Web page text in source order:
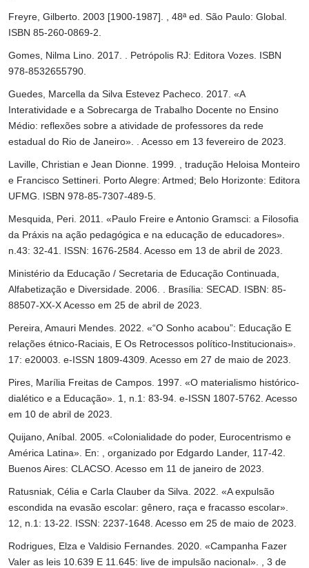
Freyre, Gilberto. 2003 [1900-1987]. , 48ª ed. São Paulo: Global.
ISBN 85-260-0869-2.
Gomes, Nilma Lino. 2017. . Petrópolis RJ: Editora Vozes. ISBN
978-8532655790.
Guedes, Marcella da Silva Estevez Pacheco. 2017. «A
Interatividade e a Sobrecarga de Trabalho Docente no Ensino
Médio: reflexões sobre a atividade de professores da rede
estadual do Rio de Janeiro». . Acesso em 13 fevereiro de 2023.
Laville, Christian e Jean Dionne. 1999. , tradução Heloisa Monteiro
e Francisco Settineri. Porto Alegre: Artmed; Belo Horizonte: Editora
UFMG. ISBN 978-85-7307-489-5.
Mesquida, Peri. 2011. «Paulo Freire e Antonio Gramsci: a Filosofia
da Práxis na ação pedagógica e na educação de educadores».
n.43: 32-41. ISSN: 1676-2584. Acesso em 13 de abril de 2023.
Ministério da Educação / Secretaria de Educação Continuada,
Alfabetização e Diversidade. 2006. . Brasília: SECAD. ISBN: 85-
88507-XX-X Acesso em 25 de abril de 2023.
Pereira, Amauri Mendes. 2022. «“O Sonho acabou”: Educação E
relações étnico-Raciais, E Os Retrocessos político-Institucionais».
17: e20003. e-ISSN 1809-4309. Acesso em 27 de maio de 2023.
Pires, Marília Freitas de Campos. 1997. «O materialismo histórico-
dialético e a Educação». 1, n.1: 83-94. e-ISSN 1807-5762. Acesso
em 10 de abril de 2023.
Quijano, Aníbal. 2005. «Colonialidade do poder, Eurocentrismo e
América Latina». En: , organizado por Edgardo Lander, 117-42.
Buenos Aires: CLACSO. Acesso em 11 de janeiro de 2023.
Ratusniak, Célia e Carla Clauber da Silva. 2022. «A expulsão
escondida na evasão escolar: gênero, raça e fracasso escolar».
12, n.1: 13-22. ISSN: 2237-1648. Acesso em 25 de maio de 2023.
Rodrigues, Elza e Valdisio Fernandes. 2020. «Campanha Fazer
Valer as leis 10.639 E 11.645: live de impulsão nacional». , 3 de